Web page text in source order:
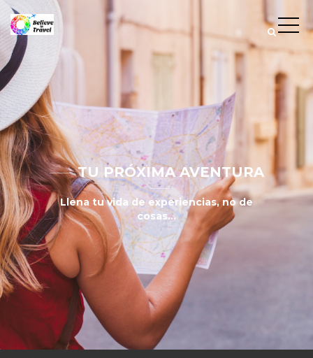
TU PRÓXIMA AVENTURA
Llena tu vida de experiencias, no de
cosas...